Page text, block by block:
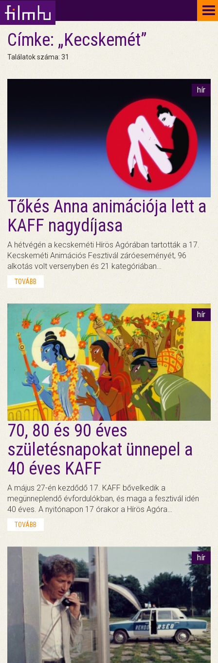
Címke: „Kecskemét”
Találatok száma: 31
hír
Tőkés Anna animációja lett a
KAFF nagydíjasa
A hétvégén a kecskeméti Hírös Agórában tartották a 17.
Kecskeméti Animációs Fesztivál záróeseményét, 96
alkotás volt versenyben és 21 kategóriában…
TOVÁBB
hír
70, 80 és 90 éves
születésnapokat ünnepel a
40 éves KAFF
A május 27-én kezdődő 17. KAFF bővelkedik a
megünneplendő évfordulókban, és maga a fesztivál idén
40 éves. A nyitónapon 17 órakor a Hírös Agóra…
TOVÁBB
hír